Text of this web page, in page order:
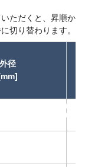
ただくと、昇順か
切り替わります。
外径